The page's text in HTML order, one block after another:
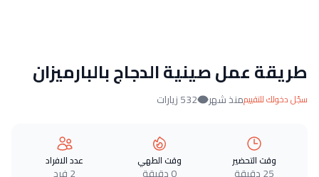
طريقة عمل صينية الدجاج بالبارميزان
سجّل دخولك للتقييممنذ شهر 532 زيارات
وقت التحضير
25 دقيقة
وقت الطهي
0 دقيقة
عدد الافراد
2 فرد